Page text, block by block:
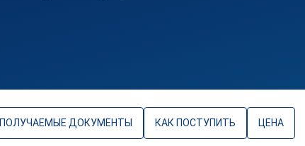
ПОЛУЧАЕМЫЕ ДОКУМЕНТЫ КАК ПОСТУПИТЬ ЦЕНА